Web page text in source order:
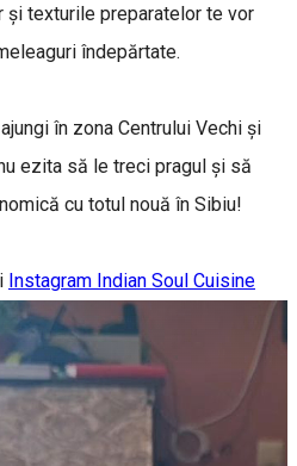
și texturile preparatelor te vor
îndepărtate.
în zona Centrului Vechi și
ezita să le treci pragul și să
cu totul nouă în Sibiu!
Instagram Indian Soul Cuisine